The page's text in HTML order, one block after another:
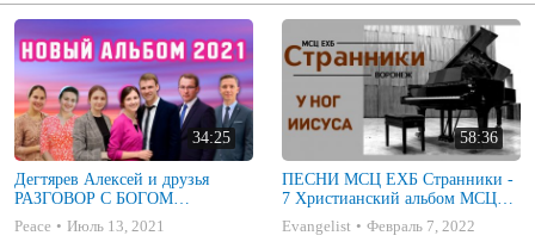
34:25
Дегтярев Алексей и друзья
РАЗГОВОР С БОГОМ
Христианские песни МСЦ ЕХБ
2021 (7я)
Peace Июль 13, 2021
58:36
ПЕСНИ МСЦ ЕХБ Странники -
7 Христианский альбом МСЦ
ЕХБ
Evangelist Февраль 7, 2022